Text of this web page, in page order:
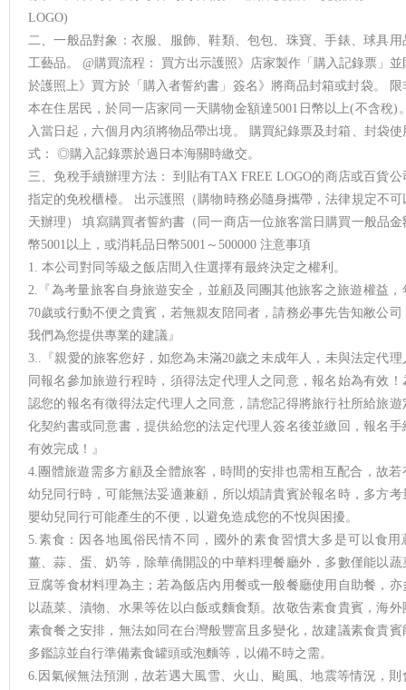
LOGO)
二、一般品對象：衣服、服飾、鞋類、包包、珠寶、手錶、球具用
工藝品。 @購買流程： 買方出示護照》店家製作「購入記錄票」並
於護照上》買方於「購入者誓約書」簽名》將商品封箱或封袋。 限
本在住居民，於同一店家同一天購物金額達5001日幣以上(不含稅)
入當日起，六個月內須將物品帶出境。 購買紀錄票及封箱、封袋使
式： ◎購入記錄票於過日本海關時繳交。
三、免稅手續辦理方法： 到貼有TAX FREE LOGO的商店或百貨公
指定的免稅櫃檯。 出示護照（購物時務必隨身攜帶，法律規定不可
天辦理） 填寫購買者誓約書（同一商店一位旅客當日購買一般品金
幣5001以上，或消耗品日幣5001～500000 注意事項
1. 本公司對同等級之飯店間入住選擇有最終決定之權利。
2.『為考量旅客自身旅遊安全，並顧及同團其他旅客之旅遊權益，
70歲或行動不便之貴賓，若無親友陪同者，請務必事先告知敝公司
我們為您提供專業的建議』
3..『親愛的旅客您好，如您為未滿20歲之未成年人，未與法定代理
同報名參加旅遊行程時，須得法定代理人之同意，報名始為有效！
認您的報名有徵得法定代理人之同意，請您記得將旅行社所給旅遊
化契約書或同意書，提供給您的法定代理人簽名後並繳回，報名手
有效完成！』
4.團體旅遊需多方顧及全體旅客，時間的安排也需相互配合，故若
幼兒同行時，可能無法妥適兼顧，所以煩請貴賓於報名時，多方考
嬰幼兒同行可能產生的不便，以避免造成您的不悅與困擾。
5.素食：因各地風俗民情不同，國外的素食習慣大多是可以食用
薑、蒜、蛋、奶等，除華僑開設的中華料理餐廳外，多數僅能以蔬
豆腐等食材料理為主；若為飯店內用餐或一般餐廳使用自助餐，亦
以蔬菜、漬物、水果等佐以白飯或麵食類。故敬告素食貴賓，海外
素食餐之安排，無法如同在台灣般豐富且多變化，故建議素食貴賓
多鑑諒並自行準備素食罐頭或泡麵等，以備不時之需。
6.因氣候無法預測，故若遇大風雪、火山、颱風、地震等情況，則